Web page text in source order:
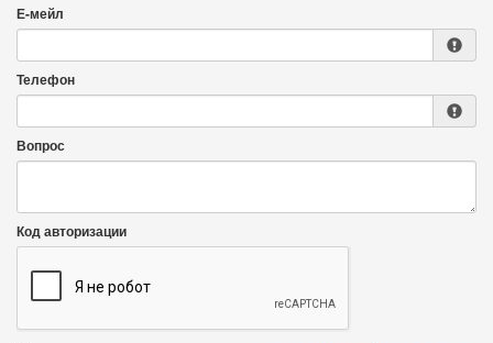
Е-мейл
Телефон
Вопрос
Код авторизации